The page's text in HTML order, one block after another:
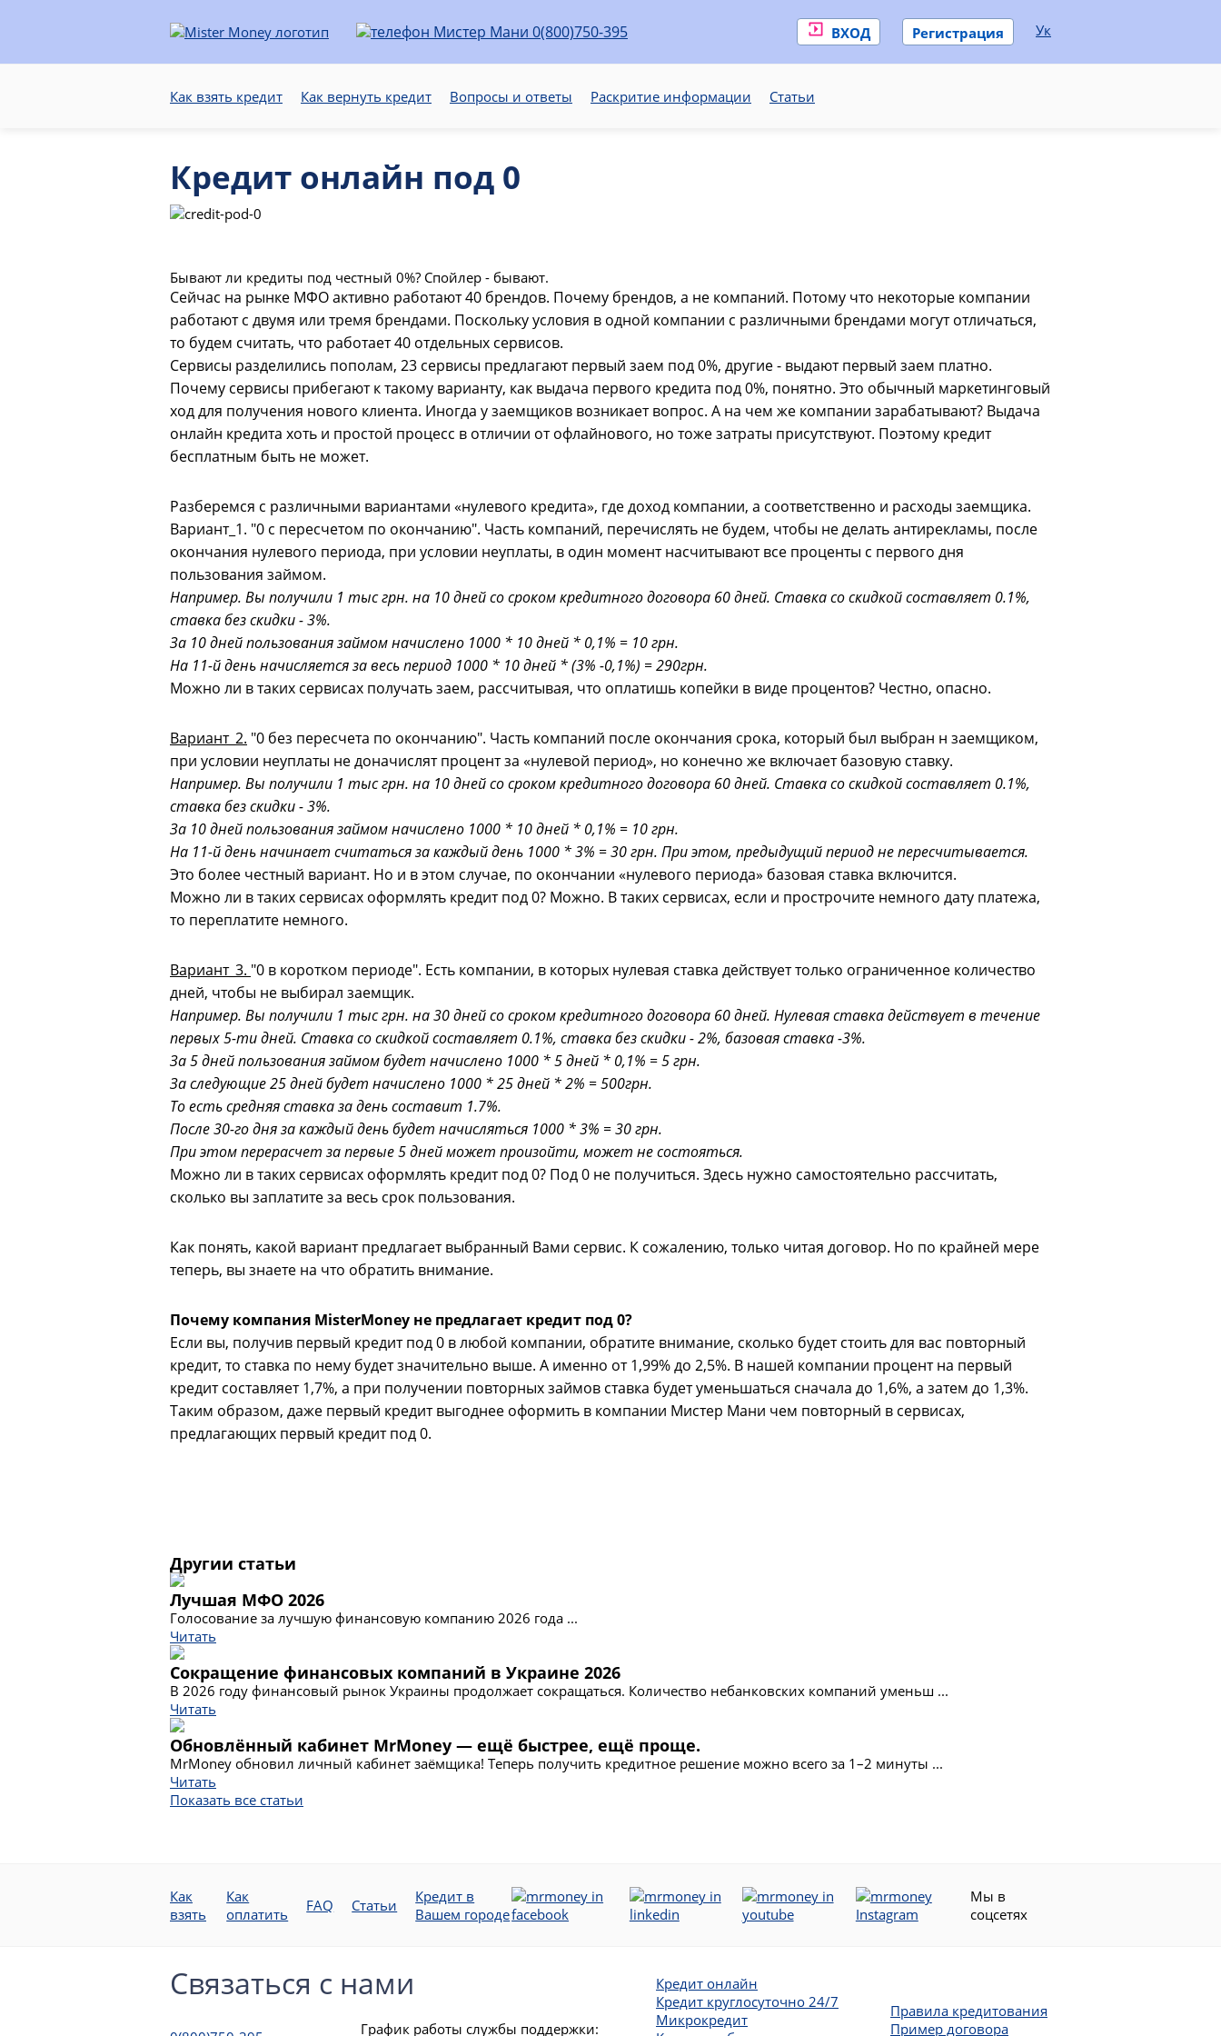
0(800)750-395 ВХОД Регистрация Ук
Как взять кредит Как вернуть кредит Вопросы и ответы Раскритие информации Статьи
Кредит онлайн под 0
Бывают ли кредиты под честный 0%? Спойлер - бывают.
Сейчас на рынке МФО активно работают 40 брендов. Почему брендов, а не компаний. Потому что некоторые компании
работают с двумя или тремя брендами. Поскольку условия в одной компании с различными брендами могут отличаться,
то будем считать, что работает 40 отдельных сервисов.
Сервисы разделились пополам, 23 сервисы предлагают первый заем под 0%, другие - выдают первый заем платно.
Почему сервисы прибегают к такому варианту, как выдача первого кредита под 0%, понятно. Это обычный маркетинговый
ход для получения нового клиента. Иногда у заемщиков возникает вопрос. А на чем же компании зарабатывают? Выдача
онлайн кредита хоть и простой процесс в отличии от офлайнового, но тоже затраты присутствуют. Поэтому кредит
бесплатным быть не может.
Разберемся с различными вариантами «нулевого кредита», где доход компании, а соответственно и расходы заемщика.
Вариант_1. "0 с пересчетом по окончанию". Часть компаний, перечислять не будем, чтобы не делать антирекламы, после
окончания нулевого периода, при условии неуплаты, в один момент насчитывают все проценты с первого дня
пользования займом.
Например. Вы получили 1 тыс грн. на 10 дней со сроком кредитного договора 60 дней. Ставка со скидкой составляет 0.1%,
ставка без скидки - 3%.
За 10 дней пользования займом начислено 1000 * 10 дней * 0,1% = 10 грн.
На 11-й день начисляется за весь период 1000 * 10 дней * (3% -0,1%) = 290грн.
Можно ли в таких сервисах получать заем, рассчитывая, что оплатишь копейки в виде процентов? Честно, опасно.
Вариант_2. "0 без пересчета по окончанию". Часть компаний после окончания срока, который был выбран н заемщиком,
при условии неуплаты не доначислят процент за «нулевой период», но конечно же включает базовую ставку.
Например. Вы получили 1 тыс грн. на 10 дней со сроком кредитного договора 60 дней. Ставка со скидкой составляет 0.1%,
ставка без скидки - 3%.
За 10 дней пользования займом начислено 1000 * 10 дней * 0,1% = 10 грн.
На 11-й день начинает считаться за каждый день 1000 * 3% = 30 грн. При этом, предыдущий период не пересчитывается.
Это более честный вариант. Но и в этом случае, по окончании «нулевого периода» базовая ставка включится.
Можно ли в таких сервисах оформлять кредит под 0? Можно. В таких сервисах, если и прострочите немного дату платежа,
то переплатите немного.
Вариант_3. "0 в коротком периоде". Есть компании, в которых нулевая ставка действует только ограниченное количество
дней, чтобы не выбирал заемщик.
Например. Вы получили 1 тыс грн. на 30 дней со сроком кредитного договора 60 дней. Нулевая ставка действует в течение
первых 5-ти дней. Ставка со скидкой составляет 0.1%, ставка без скидки - 2%, базовая ставка -3%.
За 5 дней пользования займом будет начислено 1000 * 5 дней * 0,1% = 5 грн.
За следующие 25 дней будет начислено 1000 * 25 дней * 2% = 500грн.
То есть средняя ставка за день составит 1.7%.
После 30-го дня за каждый день будет начисляться 1000 * 3% = 30 грн.
При этом перерасчет за первые 5 дней может произойти, может не состояться.
Можно ли в таких сервисах оформлять кредит под 0? Под 0 не получиться. Здесь нужно самостоятельно рассчитать,
сколько вы заплатите за весь срок пользования.
Как понять, какой вариант предлагает выбранный Вами сервис. К сожалению, только читая договор. Но по крайней мере
теперь, вы знаете на что обратить внимание.
Почему компания MisterMoney не предлагает кредит под 0?
Если вы, получив первый кредит под 0 в любой компании, обратите внимание, сколько будет стоить для вас повторный
кредит, то ставка по нему будет значительно выше. А именно от 1,99% до 2,5%. В нашей компании процент на первый
кредит составляет 1,7%, а при получении повторных займов ставка будет уменьшаться сначала до 1,6%, а затем до 1,3%.
Таким образом, даже первый кредит выгоднее оформить в компании Мистер Мани чем повторный в сервисах,
предлагающих первый кредит под 0.
Другии статьи
Лучшая МФО 2026
Голосование за лучшую финансовую компанию 2026 года ...
Читать
Сокращение финансовых компаний в Украине 2026
В 2026 году финансовый рынок Украины продолжает сокращаться. Количество небанковских компаний уменьш ...
Читать
Обновлённый кабинет MrMoney — ещё быстрее, ещё проще.
MrMoney обновил личный кабинет заёмщика! Теперь получить кредитное решение можно всего за 1–2 минуты ...
Читать
Показать все статьи
Как
взять
Как
оплатить
FAQ Статьи
Кредит в
Вашем городе
Мы в
соцсетях
Связаться с нами
График работы службы поддержки:
Кредит онлайн
Кредит круглосуточно 24/7
Микрокредит
Правила кредитования
Пример договора